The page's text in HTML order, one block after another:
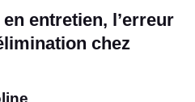
entretien, l’erreur
chez